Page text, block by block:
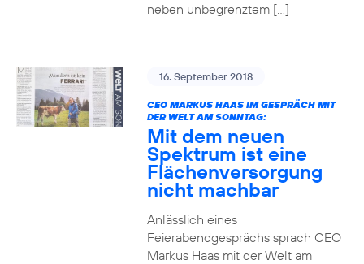
neben unbegrenztem […]
16. September 2018
CEO MARKUS HAAS IM GESPRÄCH MIT
DER WELT AM SONNTAG:
Mit dem neuen
Spektrum ist eine
Flächenversorgung
nicht machbar
Anlässlich eines
Feierabendgesprächs sprach CEO
Markus Haas mit der Welt am